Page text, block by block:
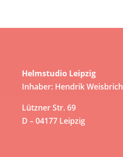
Helmstudio Leipzig
Inhaber: Hendrik Weisbrich
Lützner Str. 69
D – 04177 Leipzig